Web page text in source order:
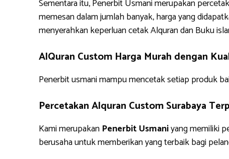
Sementara itu, Penerbit Usmani merupakan
memesan dalam jumlah banyak, harga yang
menyerahkan keperluan cetak Alquran dan Buku
AlQuran Custom Harga Murah dengan
Penerbit usmani mampu mencetak setiap produk
Percetakan Alquran Custom Surabaya
Kami merupakan Penerbit Usmaniyang memiliki
berusaha untuk memberikan yang terbaik bagi